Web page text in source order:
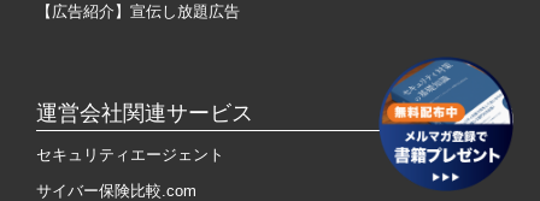
【広告紹介】宣伝し放題広告
運営会社関連サービス
セキュリティエージェント
サイバー保険比較.com